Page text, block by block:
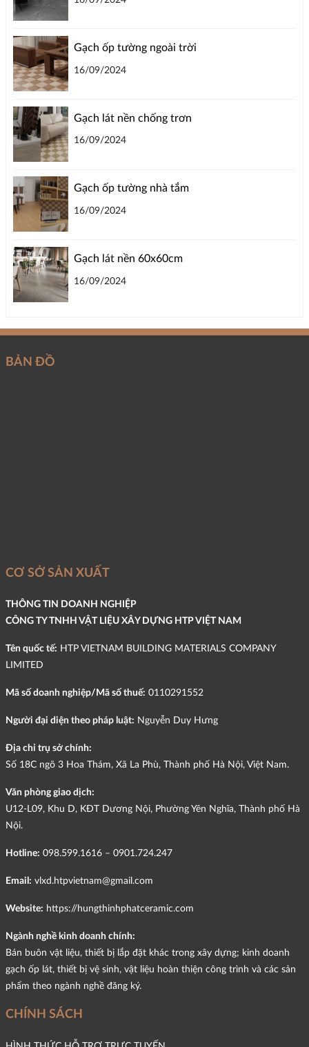
Gạch ốp tường ngoài trời
16/09/2024
Gạch lát nền chống trơn
16/09/2024
Gạch ốp tường nhà tắm
16/09/2024
Gạch lát nền 60x60cm
16/09/2024
BẢN ĐỒ
CƠ SỞ SẢN XUẤT
THÔNG TIN DOANH NGHIỆP
CÔNG TY TNHH VẬT LIỆU XÂY DỰNG HTP VIỆT NAM
Tên quốc tế: HTP VIETNAM BUILDING MATERIALS COMPANY
LIMITED
Mã số doanh nghiệp/Mã số thuế: 0110291552
Người đại diện theo pháp luật: Nguyễn Duy Hưng
Địa chỉ trụ sở chính:
Số 18C ngõ 3 Hoa Thám, Xã La Phù, Thành phố Hà Nội, Việt Nam.
Văn phòng giao dịch:
U12-L09, Khu D, KĐT Dương Nội, Phường Yên Nghĩa, Thành phố Hà
Nội.
Hotline: 098.599.1616 – 0901.724.247
Email: vlxd.htpvietnam@gmail.com
Website: https://hungthinhphatceramic.com
Ngành nghề kinh doanh chính:
Bán buôn vật liệu, thiết bị lắp đặt khác trong xây dựng; kinh doanh
gạch ốp lát, thiết bị vệ sinh, vật liệu hoàn thiện công trình và các sản
phẩm theo ngành nghề đăng ký.
CHÍNH SÁCH